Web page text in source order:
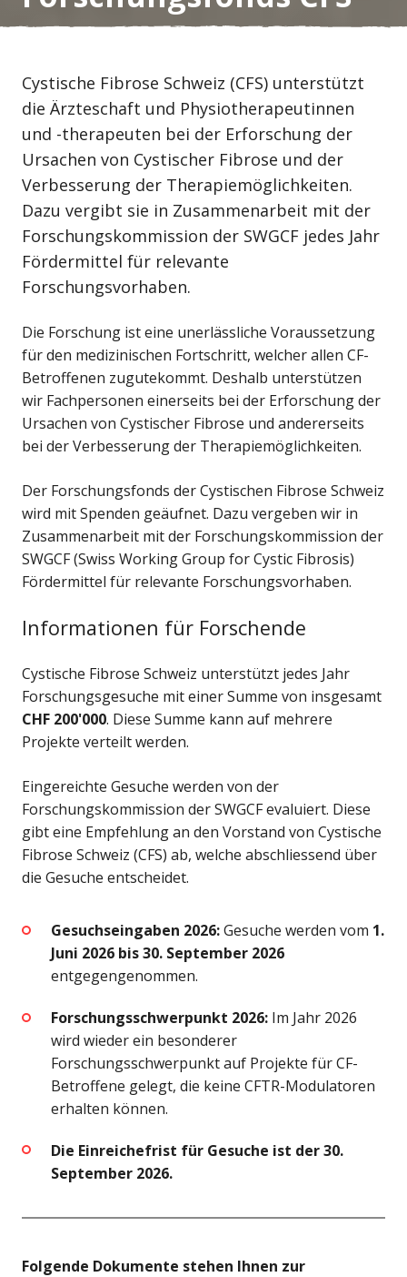
Cystische Fibrose Schweiz (CFS) unterstützt
die Ärzteschaft und Physiotherapeutinnen
und -therapeuten bei der Erforschung der
Ursachen von Cystischer Fibrose und der
Verbesserung der Therapiemöglichkeiten.
Dazu vergibt sie in Zusammenarbeit mit der
Forschungskommission der SWGCFjedes Jahr
Fördermittel für relevante
Forschungsvorhaben.
Die Forschung ist eine unerlässliche Voraussetzung
für den medizinischen Fortschritt, welcher allen CF-
Betroffenen zugutekommt. Deshalb unterstützen
wir Fachpersonen einerseits bei der Erforschung der
Ursachen von Cystischer Fibrose und andererseits
bei der Verbesserung der Therapiemöglichkeiten.
Der Forschungsfonds der Cystischen Fibrose Schweiz
wird mit Spenden geäufnet. Dazu vergeben wir in
Zusammenarbeit mit der Forschungskommission der
SWGCF (Swiss Working Group for Cystic Fibrosis)
Fördermittel für relevante Forschungsvorhaben.
Informationen für Forschende
Cystische Fibrose Schweiz unterstützt jedes Jahr
Forschungsgesuche mit einer Summe von insgesamt
CHF 200'000. Diese Summe kann auf mehrere
Projekte verteilt werden.
Eingereichte Gesuche werden von der
Forschungskommission der SWGCF evaluiert. Diese
gibt eine Empfehlung an den Vorstand von Cystische
Fibrose Schweiz (CFS) ab, welche abschliessend über
die Gesuche entscheidet.
Gesuchseingaben 2026:Gesuche werden vom 1.
Juni 2026 bis 30. September 2026
entgegengenommen.
Forschungsschwerpunkt 2026: Im Jahr 2026
wird wieder ein besonderer
Forschungsschwerpunkt auf Projekte für CF-
Betroffene gelegt, die keine CFTR-Modulatoren
erhalten können.
Die Einreichefrist für Gesuche ist der 30.
September 2026.
Folgende Dokumente stehen Ihnen zur